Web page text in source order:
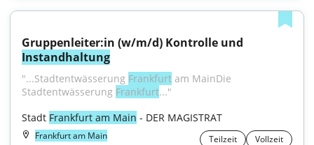
Instandhaltung
"...Stadtentwässerung Frankfurt am MainDie
Stadtentwässerung Frankfurt..."
Stadt Frankfurt am Main - DER MAGISTRAT
Frankfurt am Main Teilzeit Vollzeit